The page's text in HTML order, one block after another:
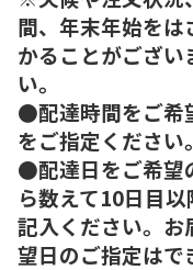
間、年末年始を
かることがござい
い。
●配達時間をご希
をご指定ください。
●配達日をご希望
ら数えて10日目
記入ください。お
望日のご指定はで